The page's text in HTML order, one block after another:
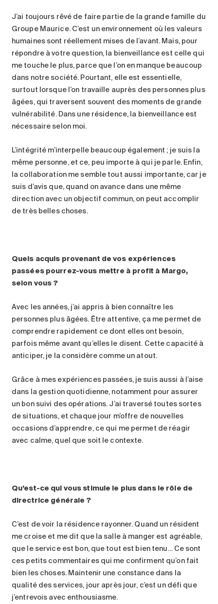
J’ai toujours rêvé de faire partie de la grande famille du
Groupe Maurice. C’est un environnement où les valeurs
humaines sont réellement mises de l’avant. Mais, pour
répondre à votre question, la bienveillance est celle qui
me touche le plus, parce que l’on en manque beaucoup
dans notre société. Pourtant, elle est essentielle,
surtout lorsque l’on travaille auprès des personnes plus
âgées, qui traversent souvent des moments de grande
vulnérabilité. Dans une résidence, la bienveillance est
nécessaire selon moi.
L’intégrité m’interpelle beaucoup également ; je suis la
même personne, et ce, peu importe à qui je parle. Enfin,
la collaboration me semble tout aussi importante, car je
suis d’avis que, quand on avance dans une même
direction avec un objectif commun, on peut accomplir
de très belles choses.
Quels acquis provenant de vos expériences
passées pourrez-vous mettre à profit à Margo,
selon vous ?
Avec les années, j’ai appris à bien connaître les
personnes plus âgées. Être attentive, ça me permet de
comprendre rapidement ce dont elles ont besoin,
parfois même avant qu’elles le disent. Cette capacité à
anticiper, je la considère comme un atout.
Grâce à mes expériences passées, je suis aussi à l’aise
dans la gestion quotidienne, notamment pour assurer
un bon suivi des opérations. J’ai traversé toutes sortes
de situations, et chaque jour m’offre de nouvelles
occasions d’apprendre, ce qui me permet de réagir
avec calme, quel que soit le contexte.
Qu’est-ce qui vous stimule le plus dans le rôle de
directrice générale ?
C’est de voir la résidence rayonner. Quand un résident
me croise et me dit que la salle à manger est agréable,
que le service est bon, que tout est bien tenu… Ce sont
ces petits commentaires qui me confirment qu’on fait
bien les choses. Maintenir une constance dans la
qualité des services, jour après jour, c’est un défi que
j’entrevois avec enthousiasme.